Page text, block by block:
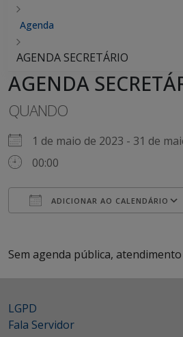
Agenda
AGENDA SECRETÁRIO
AGENDA
QUANDO
1 de maio de 2023 - 31 de
00:00
ADICIONAR AO CALENDÁRIO
Sem agenda pública,
LGPD
Fala Servidor